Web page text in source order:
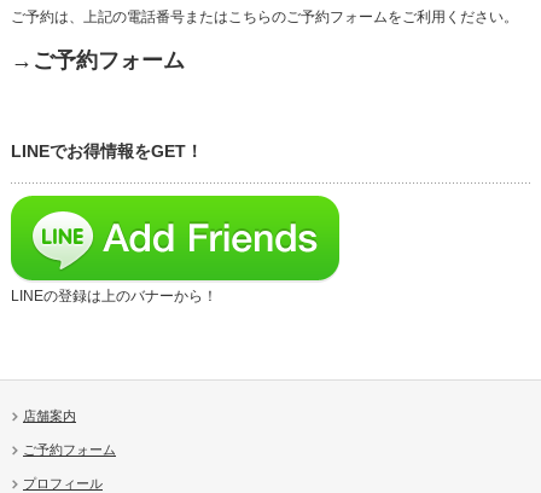
ご予約は、上記の電話番号またはこちらのご予約フォームをご利用ください。
→ご予約フォーム
LINEでお得情報をGET！
LINEの登録は上のバナーから！
店舗案内
ご予約フォーム
プロフィール